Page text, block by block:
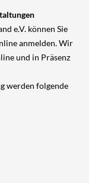
e.V. können Sie
anmelden. Wir
und in Präsenz
werden folgende